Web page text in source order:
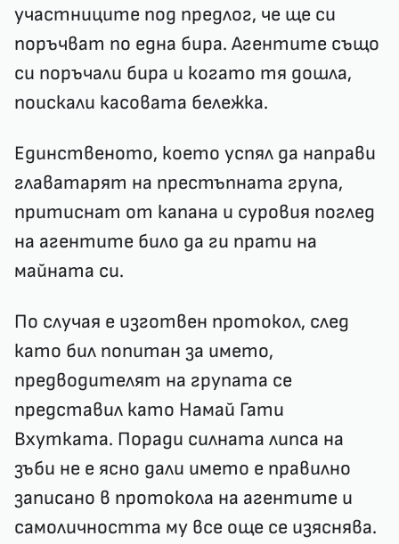
участниците под предлог, че ще си
поръчват по една бира. Агентите също
си поръчали бира и когато тя дошла,
поискали касовата бележка.
Единственото, което успял да направи
главатарят на престъпната група,
притиснат от капана и суровия поглед
на агентите било да ги прати на
майната си.
По случая е изготвен протокол, след
като бил попитан за името,
предводителят на групата се
представил като Намай Гати
Вхутката. Поради силната липса на
зъби не е ясно дали името е правилно
записано в протокола на агентите и
самоличността му все още се изяснява.